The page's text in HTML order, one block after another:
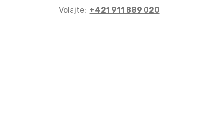
Volajte: +421 911 889 020